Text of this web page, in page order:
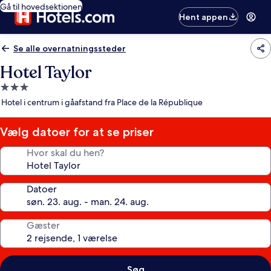
Gå til hovedsektionen
Hent appen
Se alle overnatningssteder
Hotel Taylor
3.0-
stjernet
Hotel i centrum i gåafstand fra Place de la République
Vælg datoer for at se priser
Hvor skal du hen?
Datoer
Gæster